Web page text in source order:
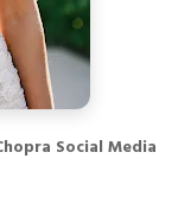
Social Media